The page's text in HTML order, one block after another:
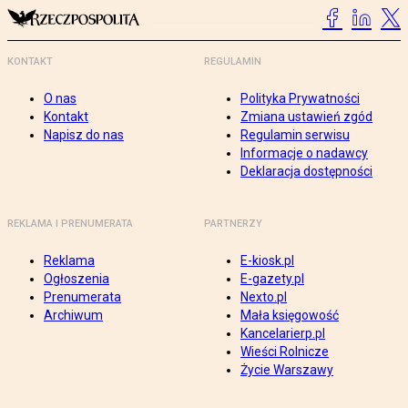
KONTAKT
O nas
Kontakt
Napisz do nas
REGULAMIN
Polityka Prywatności
Zmiana ustawień zgód
Regulamin serwisu
Informacje o nadawcy
Deklaracja dostępności
REKLAMA I PRENUMERATA
Reklama
Ogłoszenia
Prenumerata
Archiwum
PARTNERZY
E-kiosk.pl
E-gazety.pl
Nexto.pl
Mała księgowość
Kancelarierp.pl
Wieści Rolnicze
Życie Warszawy